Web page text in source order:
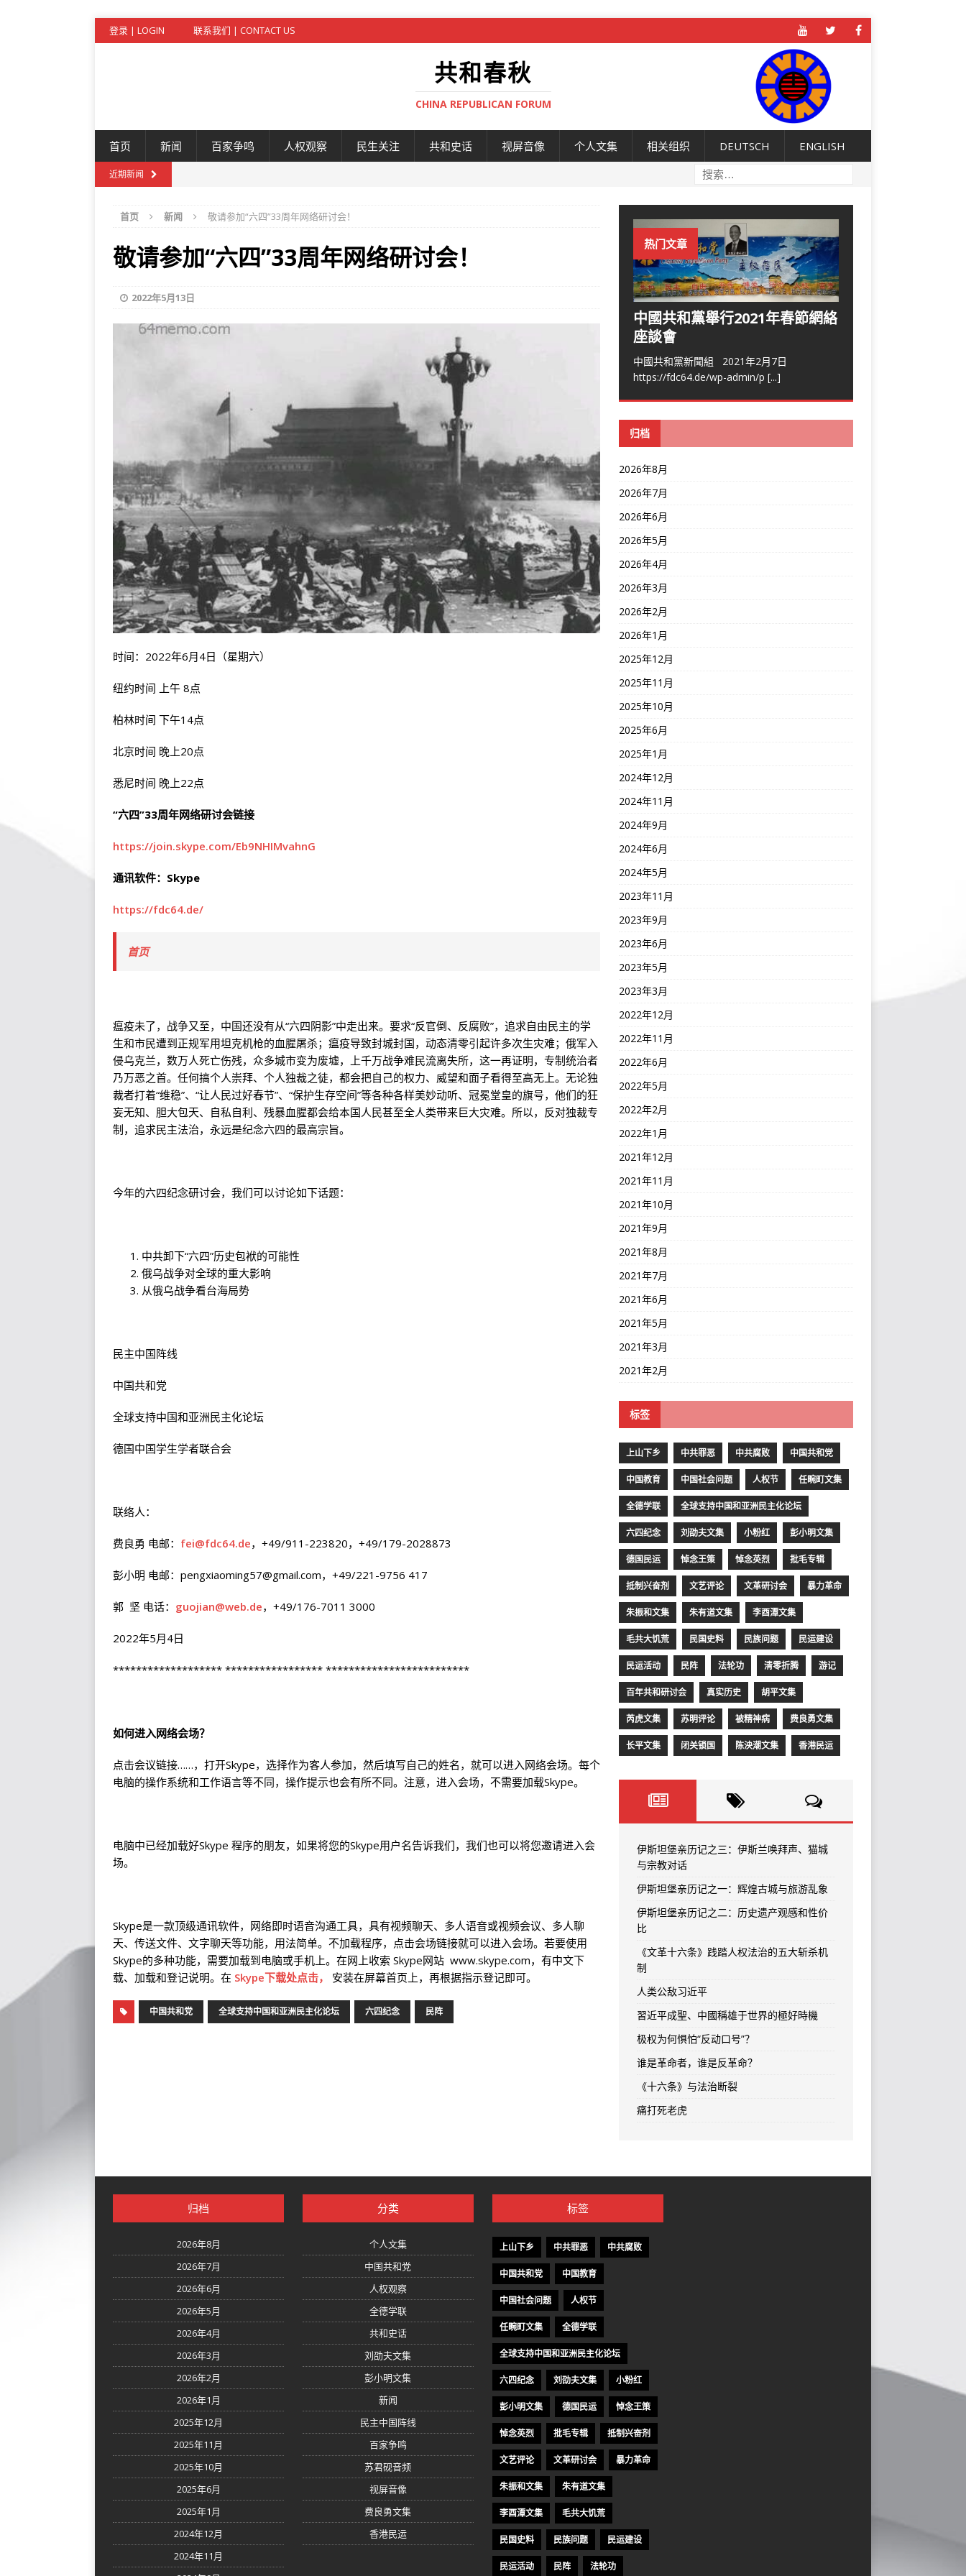
登录 | LOGIN 联系我们 | CONTACT US
共和春秋
CHINA REPUBLICAN FORUM
首页 新闻 百家争鸣 人权观察 民生关注 共和史话 视屏音像 个人文集 相关组织 DEUTSCH ENGLISH
近期新闻
首页 新闻 敬请参加“六四”33周年网络研讨会！
敬请参加“六四”33周年网络研讨会！
2022年5月13日
时间：2022年6月4日（星期六）
纽约时间 上午 8点
柏林时间 下午14点
北京时间 晚上20点
悉尼时间 晚上22点
“六四”33周年网络研讨会链接
https://join.skype.com/Eb9NHIMvahnG
通讯软件： Skype
https://fdc64.de/
首页
瘟疫未了，战争又至，中国还没有从“六四阴影”中走出来。要求“反官倒、反腐败”，追求自由民主的学
生和市民遭到正规军用坦克机枪的血腥屠杀；瘟疫导致封城封国，动态清零引起许多次生灾难；俄军入
侵乌克兰，数万人死亡伤残，众多城市变为废墟，上千万战争难民流离失所，这一再证明，专制统治者
乃万恶之首。任何搞个人崇拜、个人独裁之徒，都会把自己的权力、威望和面子看得至高无上。无论独
裁者打着“维稳”、“让人民过好春节”、“保护生存空间”等各种各样美妙动听、冠冕堂皇的旗号，他们的狂
妄无知、胆大包天、自私自利、残暴血腥都会给本国人民甚至全人类带来巨大灾难。所以，反对独裁专
制，追求民主法治，永远是纪念六四的最高宗旨。
今年的六四纪念研讨会，我们可以讨论如下话题：
中共卸下“六四”历史包袱的可能性
俄乌战争对全球的重大影响
从俄乌战争看台海局势
民主中国阵线
中国共和党
全球支持中国和亚洲民主化论坛
德国中国学生学者联合会
联络人：
费良勇 电邮： fei@fdc64.de，+49/911-223820，+49/179-2028873
彭小明 电邮：pengxiaoming57@gmail.com，+49/221-9756 417
郭 坚 电话： guojian@web.de，+49/176-7011 3000
2022年5月4日
******************* ***************** *************************
如何进入网络会场？
点击会议链接……，打开Skype，选择作为客人参加，然后填写自己的姓名，就可以进入网络会场。每个
电脑的操作系统和工作语言等不同，操作提示也会有所不同。注意，进入会场，不需要加载Skype。
电脑中已经加载好Skype 程序的朋友，如果将您的Skype用户名告诉我们，我们也可以将您邀请进入会
场。
Skype是一款顶级通讯软件，网络即时语音沟通工具，具有视频聊天、多人语音或视频会议、多人聊
天、传送文件、文字聊天等功能，用法简单。不加载程序，点击会场链接就可以进入会场。若要使用
Skype的多种功能，需要加载到电脑或手机上。在网上收索 Skype网站 www.skype.com，有中文下
载、加载和登记说明。在 Skype下载处点击， 安装在屏幕首页上，再根据指示登记即可。
中国共和党 全球支持中国和亚洲民主化论坛 六四纪念 民阵
热门文章
中國共和黨舉行2021年春節網絡
座談會
中國共和黨新聞組 2021年2月7日
https://fdc64.de/wp-admin/p [...]
归档
2026年8月
2026年7月
2026年6月
2026年5月
2026年4月
2026年3月
2026年2月
2026年1月
2025年12月
2025年11月
2025年10月
2025年6月
2025年1月
2024年12月
2024年11月
2024年9月
2024年6月
2024年5月
2023年11月
2023年9月
2023年6月
2023年5月
2023年3月
2022年12月
2022年11月
2022年6月
2022年5月
2022年2月
2022年1月
2021年12月
2021年11月
2021年10月
2021年9月
2021年8月
2021年7月
2021年6月
2021年5月
2021年3月
2021年2月
标签
上山下乡 中共罪恶 中共腐败 中国共和党
中国教育 中国社会问题 人权节 任畹町文集
全德学联 全球支持中国和亚洲民主化论坛
六四纪念 刘劭夫文集 小粉红 彭小明文集
德国民运 悼念王策 悼念英烈 批毛专辑
抵制兴奋剂 文艺评论 文革研讨会 暴力革命
朱振和文集 朱有道文集 李酉潭文集
毛共大饥荒 民国史料 民族问题 民运建设
民运活动 民阵 法轮功 清零折腾 游记
百年共和研讨会 真实历史 胡平文集
芮虎文集 苏明评论 被精神病 费良勇文集
长平文集 闭关锁国 陈泱潮文集 香港民运
伊斯坦堡亲历记之三：伊斯兰唤拜声、猫城
与宗教对话
伊斯坦堡亲历记之一：辉煌古城与旅游乱象
伊斯坦堡亲历记之二：历史遗产观感和性价
比
《文革十六条》践踏人权法治的五大斩杀机
制
人类公敌习近平
習近平成聖、中國稱雄于世界的極好時機
极权为何惧怕“反动口号”？
谁是革命者，谁是反革命？
《十六条》与法治断裂
痛打死老虎
归档
2026年8月
2026年7月
2026年6月
2026年5月
2026年4月
2026年3月
2026年2月
2026年1月
2025年12月
2025年11月
2025年10月
2025年6月
2025年1月
2024年12月
2024年11月
分类
个人文集
中国共和党
人权观察
全德学联
共和史话
刘劭夫文集
彭小明文集
新闻
民主中国阵线
百家争鸣
苏君砚音频
视屏音像
费良勇文集
香港民运
标签
上山下乡 中共罪恶 中共腐败
中国共和党 中国教育
中国社会问题 人权节
任畹町文集 全德学联
全球支持中国和亚洲民主化论坛
六四纪念 刘劭夫文集 小粉红
彭小明文集 德国民运 悼念王策
悼念英烈 批毛专辑 抵制兴奋剂
文艺评论 文革研讨会 暴力革命
朱振和文集 朱有道文集
李酉潭文集 毛共大饥荒
民国史料 民族问题 民运建设
民运活动 民阵 法轮功